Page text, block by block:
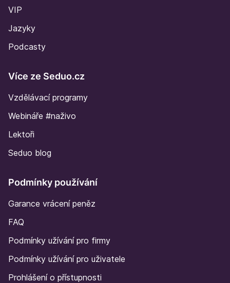
VIP
Jazyky
Podcasty
Více ze Seduo.cz
Vzdělávací programy
Webináře #naživo
Lektoři
Seduo blog
Podmínky používání
Garance vrácení peněz
FAQ
Podmínky užívání pro firmy
Podmínky užívání pro uživatele
Prohlášení o přístupnosti